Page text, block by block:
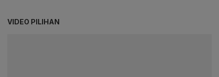
VIDEO PILIHAN